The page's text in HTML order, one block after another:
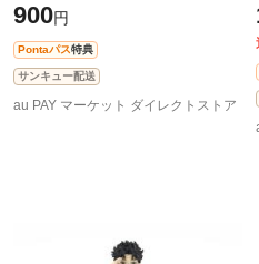
に コラーゲン 賞味期限短め
900円
Pontaパス特典
サンキュー配送
au PAY マーケット ダイレクトストア